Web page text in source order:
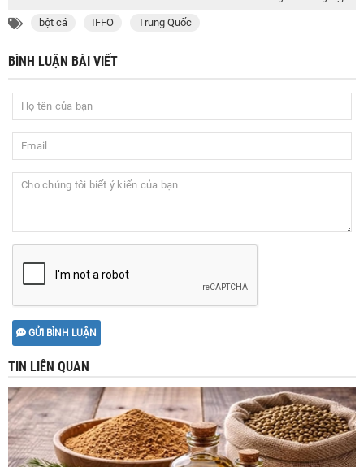
bột cá IFFO Trung Quốc
BÌNH LUẬN BÀI VIẾT
GỬI BÌNH LUẬN
TIN LIÊN QUAN